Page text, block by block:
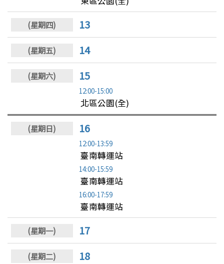
13
14
15
12:00-15:00
北區公園(全)
16
12:00-13:59
臺南轉運站
14:00-15:59
臺南轉運站
16:00-17:59
臺南轉運站
17
18